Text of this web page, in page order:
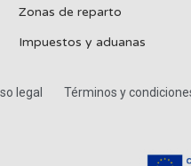
Zonas de reparto
Impuestos y aduanas
legal Términos y